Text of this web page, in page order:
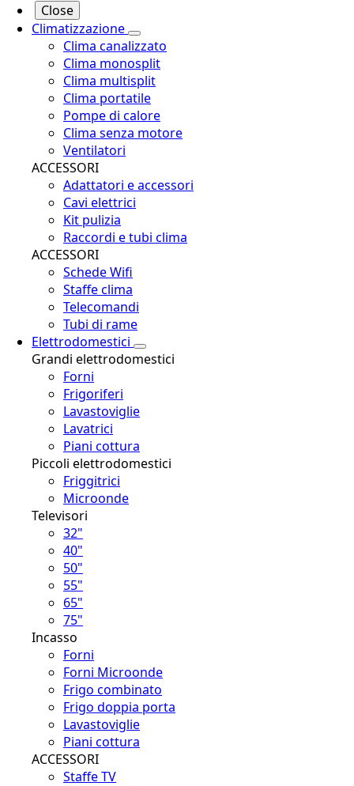
Close
Climatizzazione
Clima canalizzato
Clima monosplit
Clima multisplit
Clima portatile
Pompe di calore
Clima senza motore
Ventilatori
ACCESSORI
Adattatori e accessori
Cavi elettrici
Kit pulizia
Raccordi e tubi clima
ACCESSORI
Schede Wifi
Staffe clima
Telecomandi
Tubi di rame
Elettrodomestici
Grandi elettrodomestici
Forni
Frigoriferi
Lavastoviglie
Lavatrici
Piani cottura
Piccoli elettrodomestici
Friggitrici
Microonde
Televisori
32"
40"
50"
55"
65"
75"
Incasso
Forni
Forni Microonde
Frigo combinato
Frigo doppia porta
Lavastoviglie
Piani cottura
ACCESSORI
Staffe TV